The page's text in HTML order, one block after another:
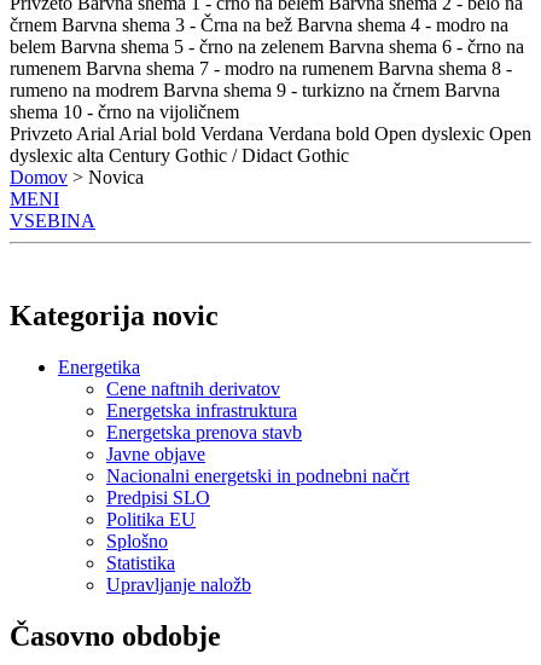
črnem Barvna shema 3 - Črna na bež Barvna shema 4 - modro na
belem Barvna shema 5 - črno na zelenem Barvna shema 6 - črno na
rumenem Barvna shema 7 - modro na rumenem Barvna shema 8 -
rumeno na modrem Barvna shema 9 - turkizno na črnem Barvna
shema 10 - črno na vijoličnem
Privzeto Arial Arial bold Verdana Verdana bold Open dyslexic Open
dyslexic alta Century Gothic / Didact Gothic
Domov > Novica
MENI
VSEBINA
Kategorija novic
Energetika
Cene naftnih derivatov
Energetska infrastruktura
Energetska prenova stavb
Javne objave
Nacionalni energetski in podnebni načrt
Predpisi SLO
Politika EU
Splošno
Statistika
Upravljanje naložb
Časovno obdobje